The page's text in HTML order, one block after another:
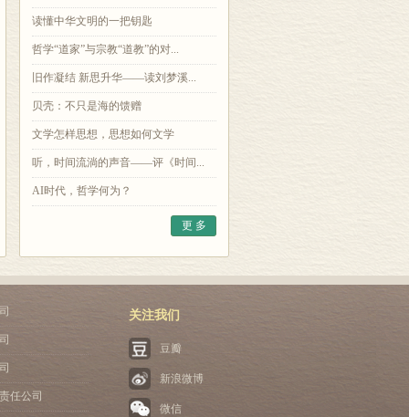
读懂中华文明的一把钥匙
哲学“道家”与宗教“道教”的对...
旧作凝结 新思升华——读刘梦溪...
贝壳：不只是海的馈赠
文学怎样思想，思想如何文学
听，时间流淌的声音——评《时间...
AI时代，哲学何为？
更 多
任公司
关注我们
豆瓣
新浪微博
微信